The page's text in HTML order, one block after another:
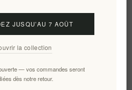
JUSQU’AU 7 AOÛT
la collection
— vos commandes seront
dès notre retour.